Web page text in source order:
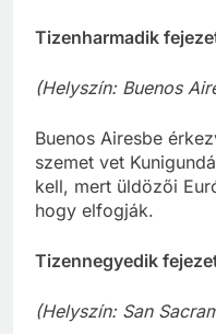
Tizenharmadik
(Helyszín: Buenos
Buenos Airesbe
szemet vet
kell, mert üldözői
hogy elfogják.
Tizennegyedik
(Helyszín: San